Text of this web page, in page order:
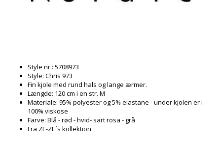
Style nr.: 5708973
Style: Chris 973
Fin kjole med rund hals og lange ærmer.
Længde: 120 cm i en str. M
Materiale: 95% polyester og 5% elastane - under kjolen er i
100% viskose
Farve: Blå - rød - hvid- sart rosa - grå
Fra ZE-ZE´s kollektion.